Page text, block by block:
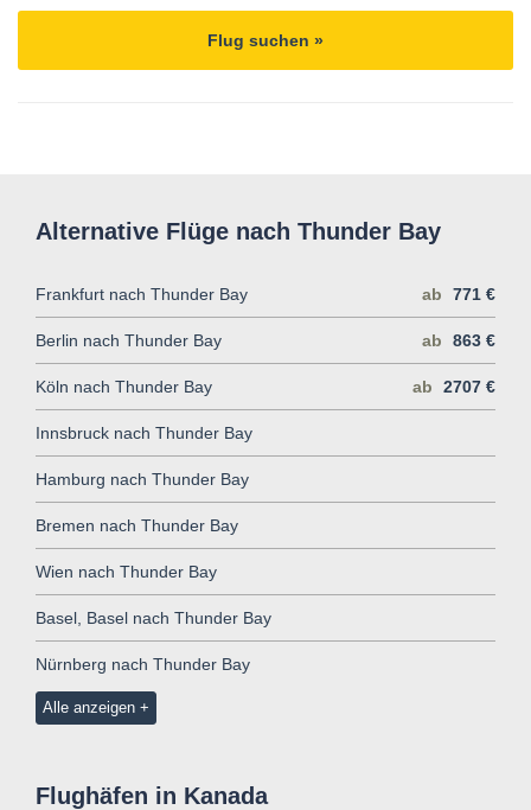
Flug suchen »
Alternative Flüge nach Thunder Bay
Frankfurt nach Thunder Bay ab 771 €
Berlin nach Thunder Bay ab 863 €
Köln nach Thunder Bay ab 2707 €
Innsbruck nach Thunder Bay
Hamburg nach Thunder Bay
Bremen nach Thunder Bay
Wien nach Thunder Bay
Basel, Basel nach Thunder Bay
Nürnberg nach Thunder Bay
Alle anzeigen
Flughäfen in Kanada